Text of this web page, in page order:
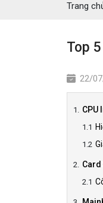
Trang
Top
22/
CPU
Card